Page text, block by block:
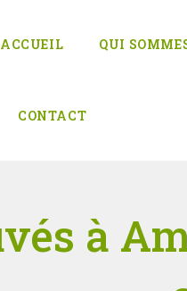
ACCUEIL QUI
CONTACT
à